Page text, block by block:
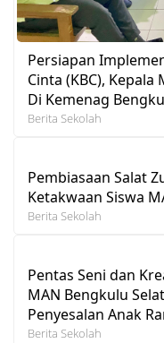
Persiapan
Cinta (KBC),
Di Kemenag
Berita Sekolah
Pembiasaan Salat
Ketakwaan Siswa
Berita Sekolah
Pentas Seni dan
MAN Bengkulu
Penyesalan Anak
Berita Sekolah